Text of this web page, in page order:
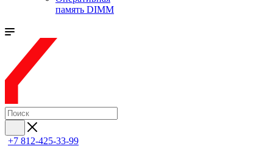
память DIMM
+7 812-425-33-99